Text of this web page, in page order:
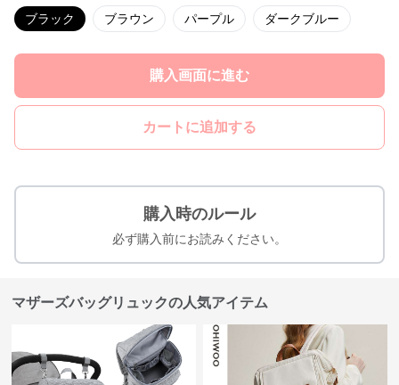
ブラック ブラウン パープル ダークブルー
購入画面に進む
カートに追加する
購入時のルール
必ず購入前にお読みください。
マザーズバッグリュックの人気アイテム